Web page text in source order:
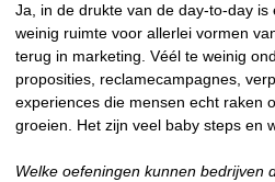
Ja, in de drukte van de day-to-day
weinig ruimte voor allerlei vormen
terug in marketing. Véél te weinig
proposities, reclamecampagnes,
experiences die mensen echt raken
groeien. Het zijn veel baby steps en
Welke oefeningen kunnen bedrijven